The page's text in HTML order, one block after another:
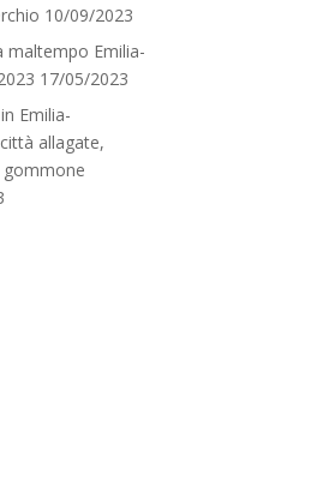
10/09/2023
maltempo Emilia-
17/05/2023
Emilia-
allagate,
gommone